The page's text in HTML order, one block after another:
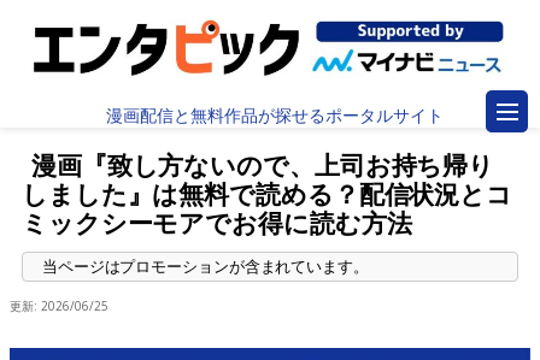
漫画配信と無料作品が探せるポータルサイト
漫画『致し方ないので、上司お持ち帰り
しました』は無料で読める？配信状況とコ
ミックシーモアでお得に読む方法
更新: 2026/06/25